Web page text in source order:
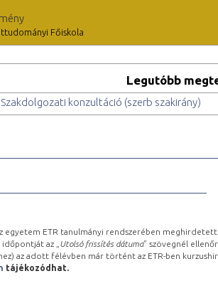
Főiskola
Legutóbb
Szakdolgozati konzultáció (szerb szakirány)
egyetem ETR tanulmányi rendszerében
az „ Utolsó frissítés dátuma” szövegnél
az adott félévben már történt az ETR-ben
tájékozódhat.